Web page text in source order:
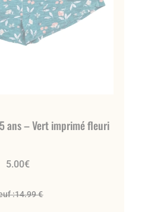
ans – Vert imprimé fleuri
5.00€
:14.99 €